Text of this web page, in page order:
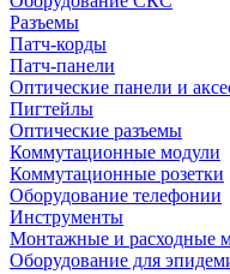
Разъемы
Патч-корды
Патч-панели
Оптические панели и
Пигтейлы
Оптические разъемы
Коммутационные модули
Коммутационные розетки
Оборудование телефонии
Инструменты
Монтажные и расходные
Оборудование для